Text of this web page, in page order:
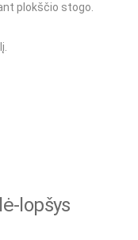
plokščio stogo.
lopšys